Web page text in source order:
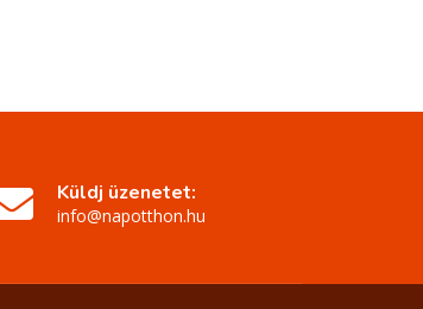
Küldj üzenetet:
info@napotthon.hu